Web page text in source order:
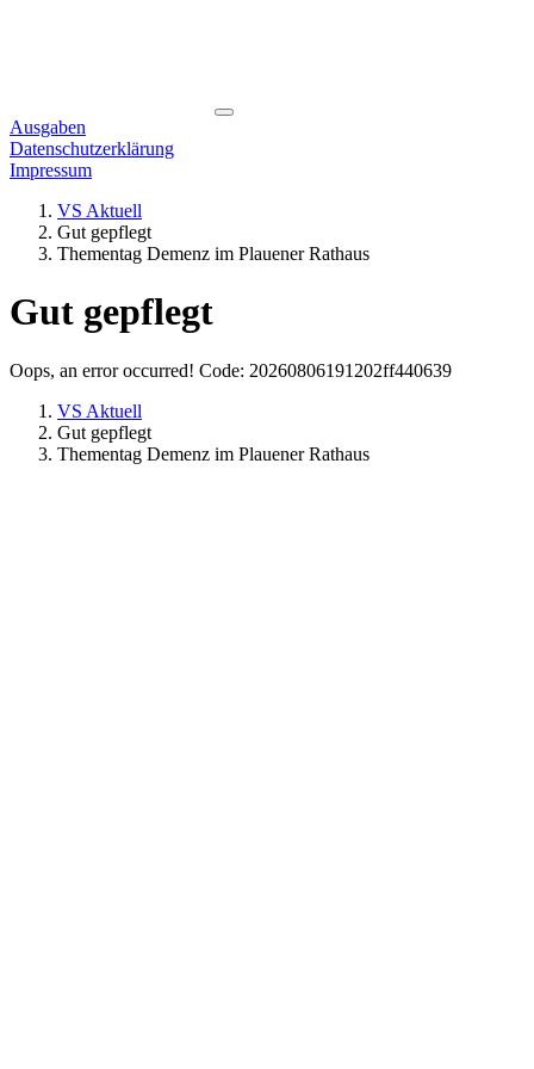
Ausgaben
Datenschutzerklärung
Impressum
VS Aktuell
Gut gepflegt
Thementag Demenz im Plauener Rathaus
Gut gepflegt
Oops, an error occurred! Code: 20260806191202ff440639
VS Aktuell
Gut gepflegt
Thementag Demenz im Plauener Rathaus